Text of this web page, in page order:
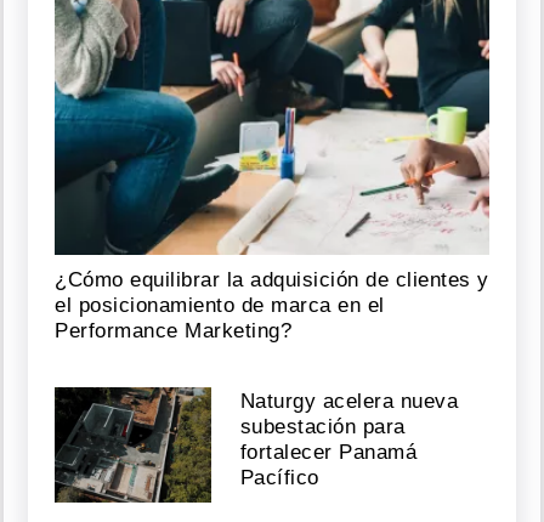
¿Cómo equilibrar la adquisición de clientes y
el posicionamiento de marca en el
Performance Marketing?
Naturgy acelera nueva
subestación para
fortalecer Panamá
Pacífico